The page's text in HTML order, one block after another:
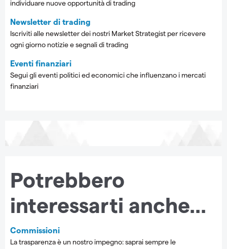
individuare nuove opportunità di trading
Newsletter di trading
Iscriviti alle newsletter dei nostri Market Strategist per ricevere
ogni giorno notizie e segnali di trading
Eventi finanziari
Segui gli eventi politici ed economici che influenzano i mercati
finanziari
Potrebbero
interessarti anche...
Commissioni
La trasparenza è un nostro impegno: saprai sempre le